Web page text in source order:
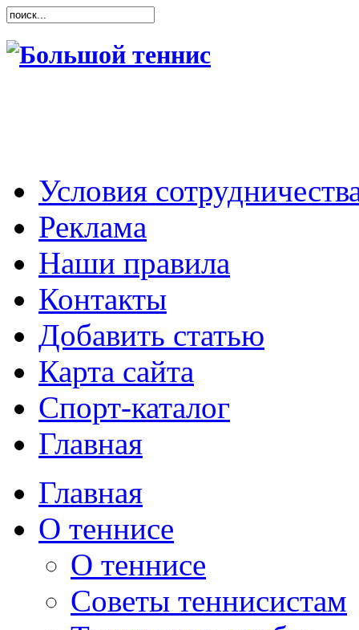
Условия
Реклама
Наши правила
Контакты
Добавить статью
Карта сайта
Спорт-каталог
Главная
Главная
О теннисе
О теннисе
Советы теннисистам